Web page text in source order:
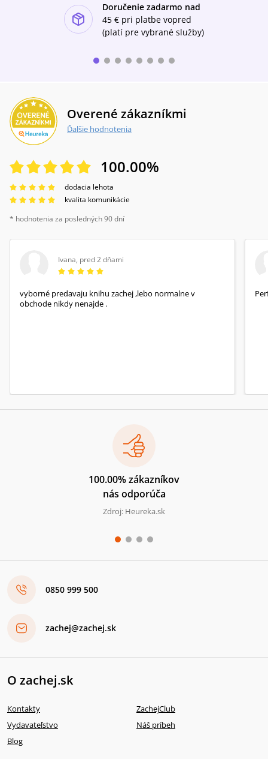
Doručenie zadarmo nad
45 € pri platbe vopred
(platí pre vybrané služby)
Overené zákazníkmi
Ďalšie hodnotenia
100.00%
dodacia lehota
kvalita komunikácie
* hodnotenia za posledných 90 dní
Ivana, pred 2 dňami
vyborné predavaju knihu zachej ,lebo normalne v
obchode nikdy nenajde .
100.00% zákazníkov
nás odporúča
Zdroj: Heureka.sk
0850 999 500
zachej@zachej.sk
O zachej.sk
Kontakty
ZachejClub
Vydavateľstvo
Náš príbeh
Blog